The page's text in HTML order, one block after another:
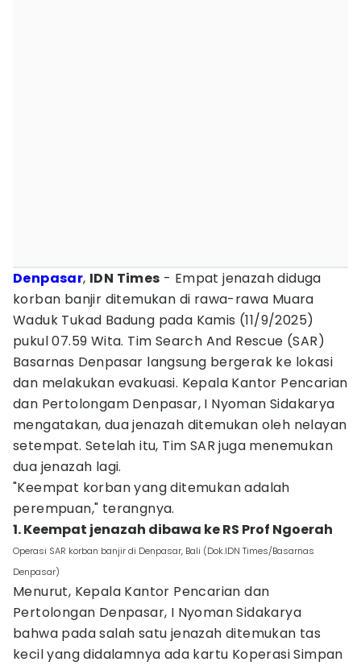
Denpasar, IDN Times - Empat jenazah diduga
korban banjir ditemukan di rawa-rawa Muara
Waduk Tukad Badung pada Kamis (11/9/2025)
pukul 07.59 Wita. Tim Search And Rescue (SAR)
Basarnas Denpasar langsung bergerak ke lokasi
dan melakukan evakuasi. Kepala Kantor Pencarian
dan Pertolongam Denpasar, I Nyoman Sidakarya
mengatakan, dua jenazah ditemukan oleh nelayan
setempat. Setelah itu, Tim SAR juga menemukan
dua jenazah lagi.
"Keempat korban yang ditemukan adalah
perempuan," terangnya.
1. Keempat jenazah dibawa ke RS Prof Ngoerah
Operasi SAR korban banjir di Denpasar, Bali (Dok.IDN Times/Basarnas
Denpasar)
Menurut, Kepala Kantor Pencarian dan
Pertolongan Denpasar, I Nyoman Sidakarya
bahwa pada salah satu jenazah ditemukan tas
kecil yang didalamnya ada kartu Koperasi Simpan